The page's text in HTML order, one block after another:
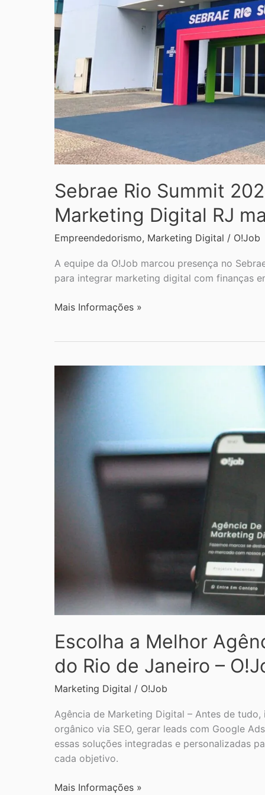
Sebrae Rio Summit
Marketing Digital RJ
Empreendedorismo, Marketing Digital / O!Job
A equipe da O!Job marcou presença no
para integrar marketing digital com finanças
Agência
de
Marketing
Digital
RJ
marcando
presença
Mais Informações »
Escolha a Melhor
do Rio de Janeiro –
Marketing Digital / O!Job
Agência de Marketing Digital – Antes de
orgânico via SEO, gerar leads com Google
essas soluções integradas e personalizadas
cada objetivo.
Marketing
Mais Informações »